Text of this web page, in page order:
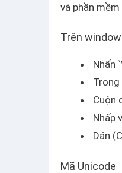
và phần
Trên window
Nhấn
Trong
Cuộn
Nhấp
Dán
Mã Unicode